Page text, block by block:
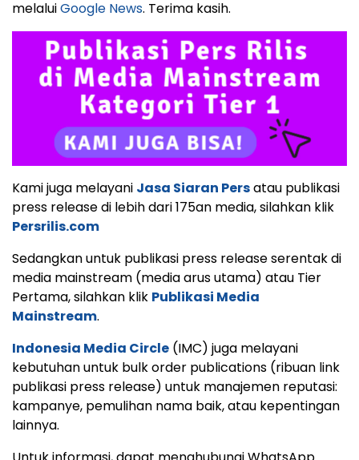
melaluiGoogle News. Terima kasih.
Kami juga melayani Jasa Siaran Persatau publikasi
press release di lebih dari 175an media, silahkan klik
Persrilis.com
Sedangkan untuk publikasi press release serentak di
media mainstream (media arus utama) atau Tier
Pertama, silahkan klik Publikasi Media
Mainstream.
Indonesia Media Circle (IMC) juga melayani
kebutuhan untuk bulk order publications (ribuan link
publikasi press release) untuk manajemen reputasi:
kampanye, pemulihan nama baik, atau kepentingan
lainnya.